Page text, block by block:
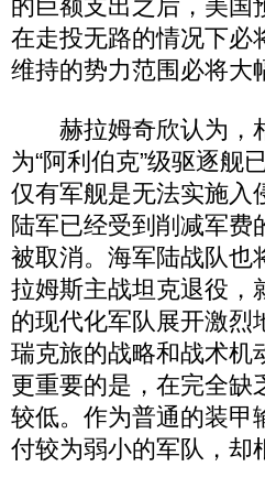
的巨额支出之后，美国
在走投无路的情况下必
维持的势力范围必将大
赫拉姆奇欣认为，相
为“阿利伯克”级驱逐舰
仅有军舰是无法实施入
陆军已经受到削减军费
被取消。海军陆战队也
拉姆斯主战坦克退役，
的现代化军队展开激烈
瑞克旅的战略和战术机
更重要的是，在完全缺
较低。作为普通的装甲
付较为弱小的军队，却